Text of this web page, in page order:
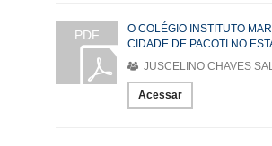
PDF
O COLÉGIO INSTITUTO
CIDADE DE PACOTI NO
JUSCELINO CHAVES
Acessar